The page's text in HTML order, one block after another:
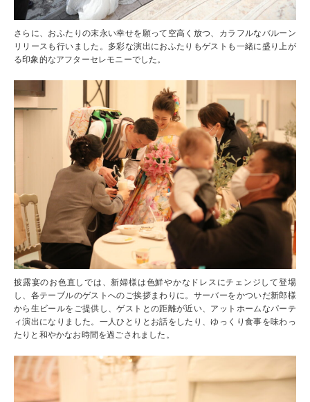
さらに、おふたりの末永い幸せを願って空高く放つ、カラフルなバルーン
リリースも行いました。多彩な演出におふたりもゲストも一緒に盛り上が
る印象的なアフターセレモニーでした。
披露宴のお色直しでは、新婦様は色鮮やかなドレスにチェンジして登場
し、各テーブルのゲストへのご挨拶まわりに。サーバーをかついだ新郎様
から生ビールをご提供し、ゲストとの距離が近い、アットホームなパーテ
ィ演出になりました。一人ひとりとお話をしたり、ゆっくり食事を味わっ
たりと和やかなお時間を過ごされました。